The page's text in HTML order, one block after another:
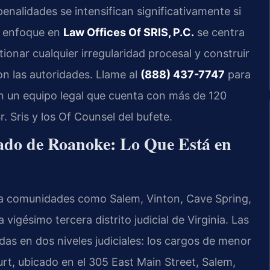
se intensifican significativamente si
en Law Offices Of SRIS, P.C. se centra
cualquier irregularidad procesal y construir
las autoridades. Llame al (888) 437-7747 para
equipo legal que cuenta con más de 120
Sris y los Of Counsel del bufete.
de Roanoke: Lo Que Está en
como Salem, Vinton, Cave Spring,
vigésimo tercera distrito judicial de Virginia. Las
en dos niveles judiciales: los cargos de menor
ubicado en el 305 East Main Street, Salem,